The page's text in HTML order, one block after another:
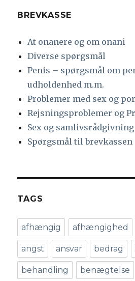
BREVKASSE
At onanere og om onani
Diverse spørgsmål
Penis – spørgsmål om
udholdenhed m.m.
Problemer med sex og
Rejsningsproblemer og
Sex og samlivsrådgivning
Spørgsmål til brevkassen
TAGS
afhængig afhængighed
angst ansvar bedrag
behandling benægtelse